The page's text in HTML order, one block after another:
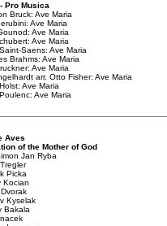
Pro Musica
Bruck: Ave Maria
Ave Maria
Ave Maria
Ave Maria
Saens: Ave Maria
Brahms: Ave Maria
Ave Maria
arr. Otto Fisher: Ave Maria
Ave Maria
Ave Maria
Aves
of the Mother of God
Jan Ryba
Picka
Kocian
Kyselak
Bakala